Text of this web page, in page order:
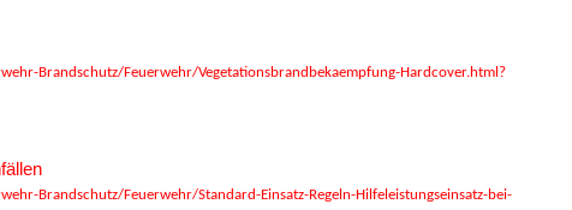
Brandschutz/Feuerwehr/Vegetationsbrandbekaempfung-Hardcover.html?
Brandschutz/Feuerwehr/Standard-Einsatz-Regeln-Hilfeleistungseinsatz-bei-